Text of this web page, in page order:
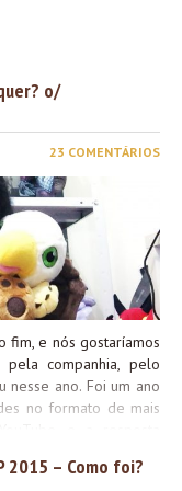
do trailer do
o/
23 COMENTÁRIOS
fim, e nós gostaríamos
companhia, pelo
nesse ano. Foi um ano
no formato de mais
um de vocês nada
2015 – Como foi?